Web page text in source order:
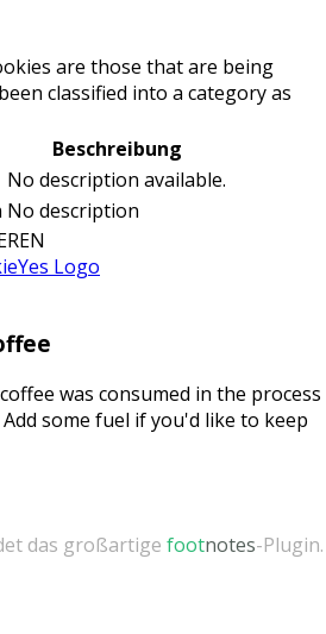
are those that are being
classified into a category as
Beschreibung
No description available.
No description
was consumed in the process
some fuel if you'd like to keep
das großartige footnotes-Plugin.